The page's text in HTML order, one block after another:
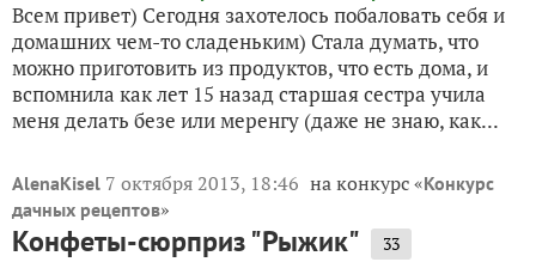
Всем привет) Сегодня захотелось побаловать себя и
домашних чем-то сладеньким) Стала думать, что
можно приготовить из продуктов, что есть дома, и
вспомнила как лет 15 назад старшая сестра учила
меня делать безе или меренгу (даже не знаю, как...
AlenaKisel 7 октября 2013, 18:46 на конкурс «Конкурс
дачных рецептов»
Конфеты-сюрприз "Рыжик" 33